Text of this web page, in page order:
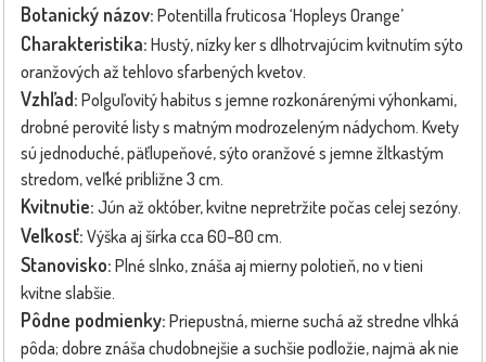
Botanický názov: Potentilla fruticosa ‘Hopleys Orange’
Charakteristika: Hustý, nízky ker s dlhotrvajúcim kvitnutím sýto
oranžových až tehlovo sfarbených kvetov.
Vzhľad: Polguľovitý habitus s jemne rozkonárenými výhonkami,
drobné perovité listy s matným modrozeleným nádychom. Kvety
sú jednoduché, päťlupeňové, sýto oranžové s jemne žltkastým
stredom, veľké približne 3 cm.
Kvitnutie: Jún až október, kvitne nepretržite počas celej sezóny.
Veľkosť: Výška aj šírka cca 60–80 cm.
Stanovisko: Plné slnko, znáša aj mierny polotieň, no v tieni
kvitne slabšie.
Pôdne podmienky: Priepustná, mierne suchá až stredne vlhká
pôda; dobre znáša chudobnejšie a suchšie podložie, najmä ak nie